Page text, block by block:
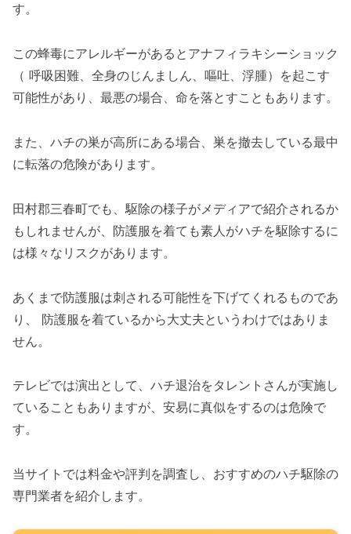
す。
この蜂毒にアレルギーがあるとアナフィラキシーショック
（ 呼吸困難、全身のじんましん、嘔吐、浮腫）を起こす
可能性があり、最悪の場合、命を落とすこともあります。
また、ハチの巣が高所にある場合、巣を撤去している最中
に転落の危険があります。
田村郡三春町でも、駆除の様子がメディアで紹介されるか
もしれませんが、防護服を着ても素人がハチを駆除するに
は様々なリスクがあります。
あくまで防護服は刺される可能性を下げてくれるものであ
り、 防護服を着ているから大丈夫というわけではありま
せん。
テレビでは演出として、ハチ退治をタレントさんが実施し
ていることもありますが、安易に真似をするのは危険で
す。
当サイトでは料金や評判を調査し、おすすめのハチ駆除の
専門業者を紹介します。